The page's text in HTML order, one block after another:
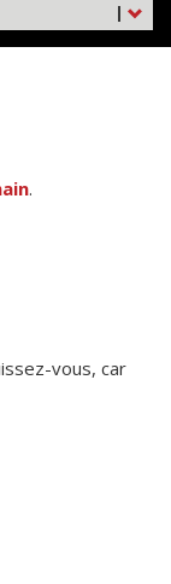
|
.
vous, car